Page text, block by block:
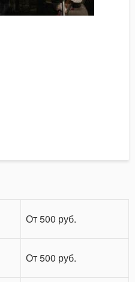
От 500 руб.
От 500 руб.